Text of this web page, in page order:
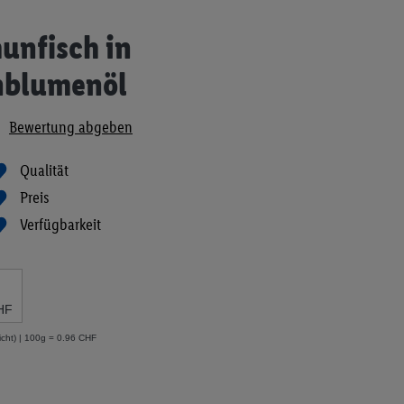
in
Bewertung abgeben
Qualität
Preis
Verfügbarkeit
| 100g = 0.96 CHF